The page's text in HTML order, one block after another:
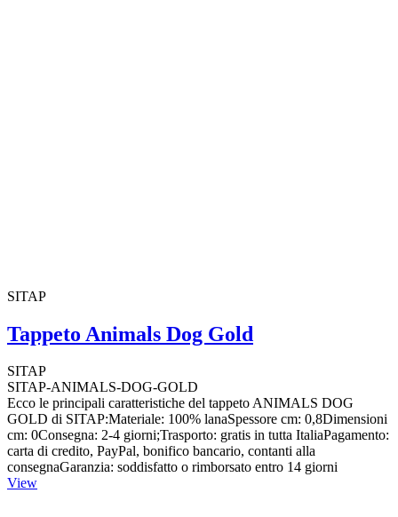
SITAP
Tappeto Animals Dog Gold
SITAP
SITAP-ANIMALS-DOG-GOLD
Ecco le principali caratteristiche del tappeto ANIMALS DOG
GOLD di SITAP:Materiale: 100% lanaSpessore cm: 0,8Dimensioni
cm: 0Consegna: 2-4 giorni;Trasporto: gratis in tutta ItaliaPagamento:
carta di credito, PayPal, bonifico bancario, contanti alla
consegnaGaranzia: soddisfatto o rimborsato entro 14 giorni
View